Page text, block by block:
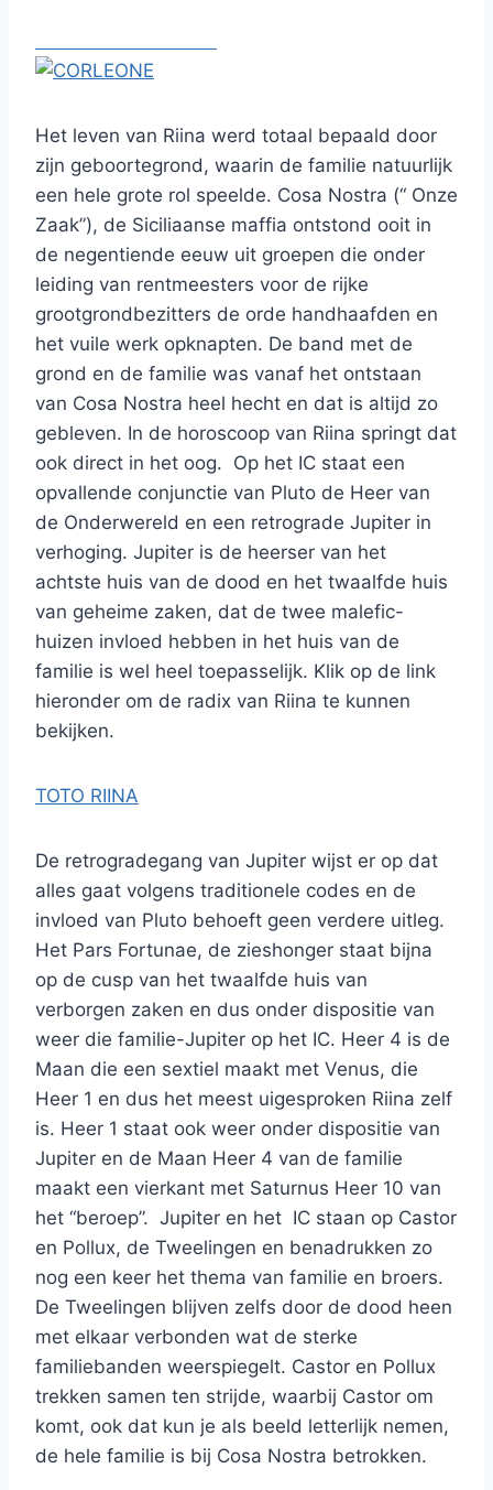
Het leven van Riina werd totaal bepaald door
zijn geboortegrond, waarin de familie natuurlijk
een hele grote rol speelde. Cosa Nostra (“ Onze
Zaak”), de Siciliaanse maffia ontstond ooit in
de negentiende eeuw uit groepen die onder
leiding van rentmeesters voor de rijke
grootgrondbezitters de orde handhaafden en
het vuile werk opknapten. De band met de
grond en de familie was vanaf het ontstaan
van Cosa Nostra heel hecht en dat is altijd zo
gebleven. In de horoscoop van Riina springt dat
ook direct in het oog. Op het IC staat een
opvallende conjunctie van Pluto de Heer van
de Onderwereld en een retrograde Jupiter in
verhoging. Jupiter is de heerser van het
achtste huis van de dood en het twaalfde huis
van geheime zaken, dat de twee malefic-
huizen invloed hebben in het huis van de
familie is wel heel toepasselijk. Klik op de link
hieronder om de radix van Riina te kunnen
bekijken.
TOTO RIINA
De retrogradegang van Jupiter wijst er op dat
alles gaat volgens traditionele codes en de
invloed van Pluto behoeft geen verdere uitleg.
Het Pars Fortunae, de zieshonger staat bijna
op de cusp van het twaalfde huis van
verborgen zaken en dus onder dispositie van
weer die familie-Jupiter op het IC. Heer 4 is de
Maan die een sextiel maakt met Venus, die
Heer 1 en dus het meest uigesproken Riina zelf
is. Heer 1 staat ook weer onder dispositie van
Jupiter en de Maan Heer 4 van de familie
maakt een vierkant met Saturnus Heer 10 van
het “beroep”. Jupiter en het IC staan op Castor
en Pollux, de Tweelingen en benadrukken zo
nog een keer het thema van familie en broers.
De Tweelingen blijven zelfs door de dood heen
met elkaar verbonden wat de sterke
familiebanden weerspiegelt. Castor en Pollux
trekken samen ten strijde, waarbij Castor om
komt, ook dat kun je als beeld letterlijk nemen,
de hele familie is bij Cosa Nostra betrokken.